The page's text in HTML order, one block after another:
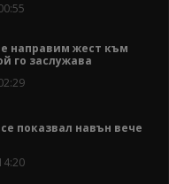
направим жест към
го заслужава
показвал навън вече